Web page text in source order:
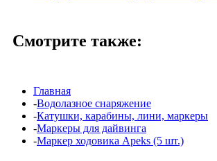
Смотрите также:
Главная
-Водолазное снаряжение
-Катушки, карабины, лини, маркеры
-Маркеры для дайвинга
-Маркер ходовика Apeks (5 шт.)